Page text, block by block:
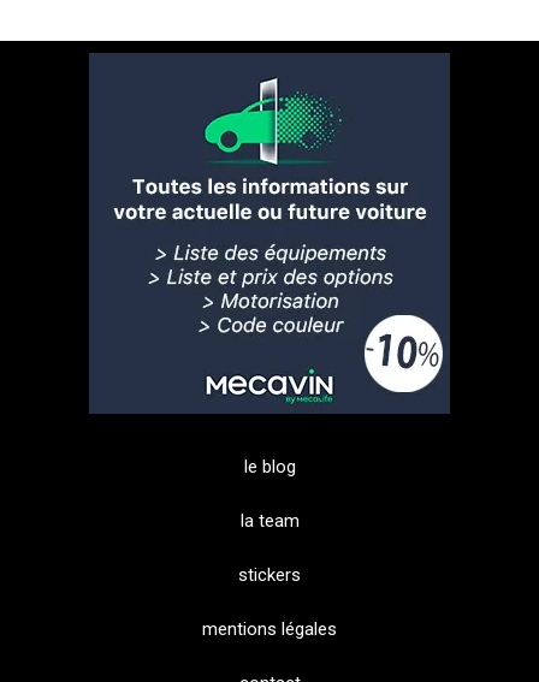
le blog
la team
stickers
mentions légales